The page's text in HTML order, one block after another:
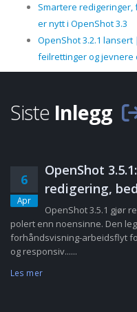
Smartere
er nytt i OpenShot 3.3
OpenShot 3.2.1
feilrettinger og jevnere
Siste Inlegg
6
Apr
OpenShot
redigering,
OpenShot 3.5.1 gjør
polert enn noensinne. Den
forhåndsvisning-arbeidsflyt
og responsiv......
Les mer